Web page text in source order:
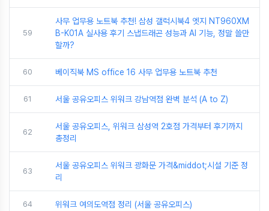
59
사무 업무용 노트북 추천! 삼성 갤럭시북4 엣지 NT960XM
B-K01A 실사용 후기 스냅드래곤 성능과 AI 기능, 정말 쓸만
할까?
60 베이직북 MS office 16 사무 업무용 노트북 추천
61 서울 공유오피스 위워크 강남역점 완벽 분석 (A to Z)
62
서울 공유오피스, 위워크 삼성역 2호점 가격부터 후기까지
총정리
63
서울 공유오피스 위워크 광화문 가격&middot;시설 기준 정
리
64 위워크 여의도역점 정리 (서울 공유오피스)